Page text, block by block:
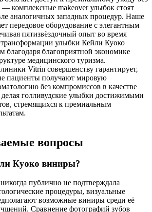
— комплексные makeover улыбок стоят
аналогичных западных процедур. Наше
передовое оборудование с элегантным
пятизвёздочный опыт во время
трансформации улыбки Кейли Куоко
благодаря благоприятной экономике
медицинского туризма.
Vitrin совершенству гарантирует,
пациенты получают мировую
без компромиссов в качестве
делая голливудские улыбки достижимыми
стремящихся к премиальным
вопросы
Куоко виниры?
публично не подтверждала
процедуры, визуальные
возможные виниры среди её
Сравнение фотографий зубов